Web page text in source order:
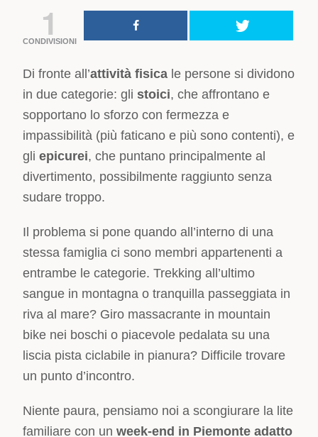
1
CONDIVISIONI
Di fronte all’attività fisica le persone si dividono
in due categorie: glistoici, che affrontano e
sopportano lo sforzo con fermezza e
impassibilità (più faticano e più sono contenti), e
gliepicurei, che puntano principalmente al
divertimento, possibilmente raggiunto senza
sudare troppo.
Il problema si pone quando all’interno di una
stessa famiglia ci sono membri appartenenti a
entrambe le categorie. Trekking all’ultimo
sangue in montagna o tranquilla passeggiata in
riva al mare? Giro massacrante in mountain
bike nei boschi o piacevole pedalata su una
liscia pista ciclabile in pianura? Difficile trovare
un punto d’incontro.
Niente paura, pensiamo noi a scongiurare la lite
familiare con unweek-end in Piemonte adatto